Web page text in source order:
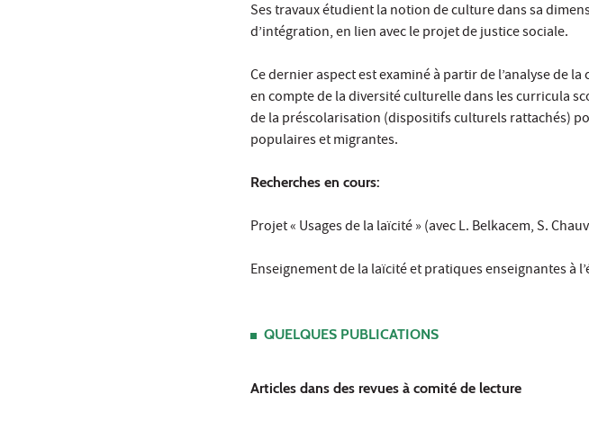
Ses travaux étudient la notion de culture dans sa
d’intégration, en lien avec le projet de justice sociale.
Ce dernier aspect est examiné à partir de l’analyse de
en compte de la diversité culturelle dans les curricula
de la préscolarisation (dispositifs culturels rattachés)
populaires et migrantes.
Recherches en cours:
Projet « Usages de la laïcité » (avec L. Belkacem, S.
Enseignement de la laïcité et pratiques enseignantes à
QUELQUES PUBLICATIONS
Articles dans des revues à comité de lecture